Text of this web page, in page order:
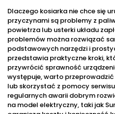
Dlaczego kosiarka nie chce się
przyczynami są problemy z
powietrza lub usterki układu
problemów można rozwiązać
podstawowych narzędzi i
przedstawia praktyczne kroki,
przywrócić sprawność
występuje, warto
lub skorzystać z pomocy
regularnych awarii dobrym
na model elektryczny, taki jak